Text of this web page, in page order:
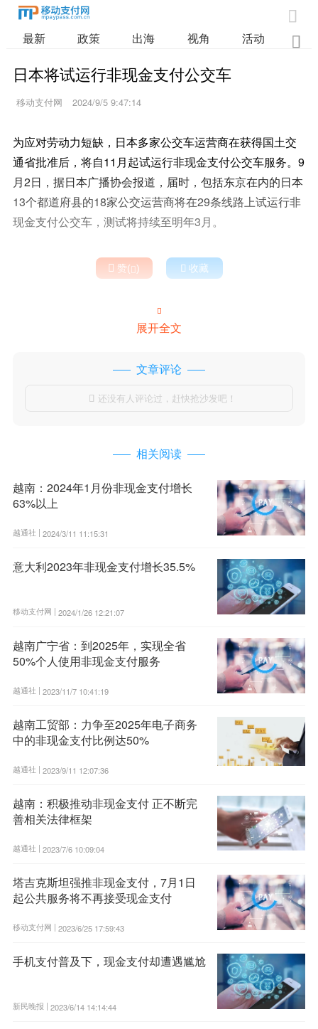

最新 政策 出海 视角 活动 业

日本将试运行非现金支付公交车
移动支付网 2024/9/5 9:47:14
为应对劳动力短缺，日本多家公交车运营商在获得国土交
通省批准后，将自11月起试运行非现金支付公交车服务。9
月2日，据日本广播协会报道，届时，包括东京在内的日本
13个都道府县的18家公交运营商将在29条线路上试运行非
现金支付公交车，测试将持续至明年3月。
 赞()  收藏

展开全文
文章评论
 还没有人评论过，赶快抢沙发吧！
相关阅读
越南：2024年1月份非现金支付增长
63%以上
越通社 | 2024/3/11 11:15:31
意大利2023年非现金支付增长35.5%
移动支付网 | 2024/1/26 12:21:07
越南广宁省：到2025年，实现全省
50%个人使用非现金支付服务
越通社 | 2023/11/7 10:41:19
越南工贸部：力争至2025年电子商务
中的非现金支付比例达50%
越通社 | 2023/9/11 12:07:36
越南：积极推动非现金支付 正不断完
善相关法律框架
越通社 | 2023/7/6 10:09:04
塔吉克斯坦强推非现金支付，7月1日
起公共服务将不再接受现金支付
移动支付网 | 2023/6/25 17:59:43
手机支付普及下，现金支付却遭遇尴尬
新民晚报 | 2023/6/14 14:14:44